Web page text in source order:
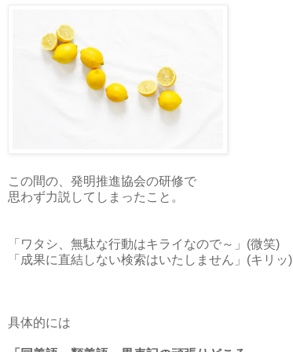
この間の、発明推進協会の研修で
思わず力説してしまったこと。
「ワタシ、無駄な行動はキライなので～」(微笑)
「成果に直結しない検索はいたしません」(キリッ)
具体的には